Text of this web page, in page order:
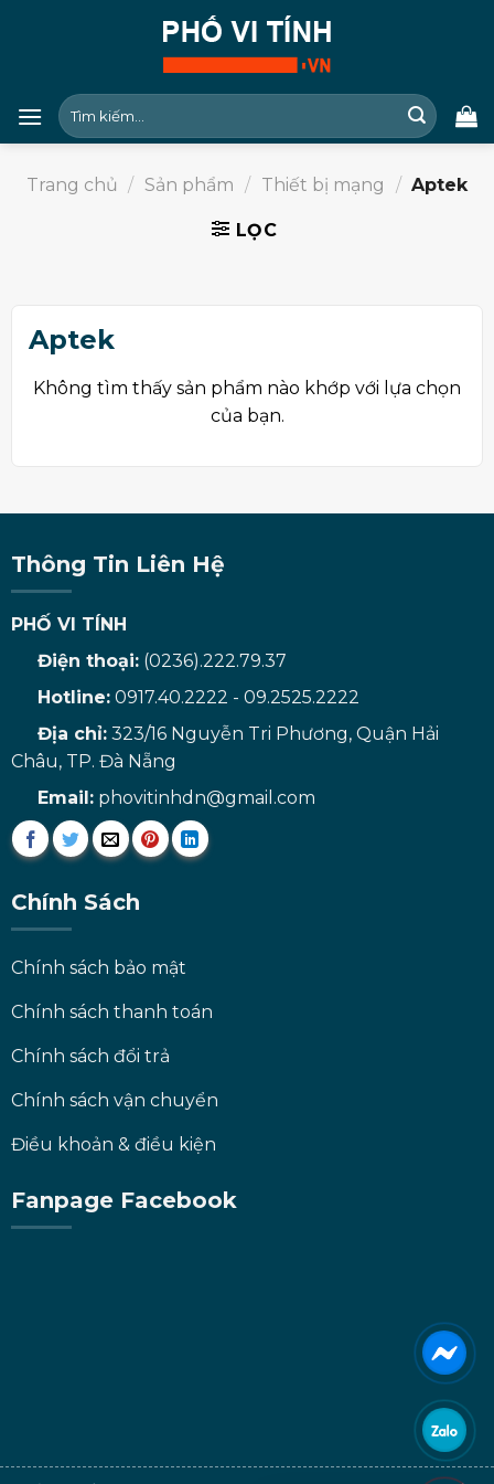
Tìm
kiếm:
Trang chủ / Sản phẩm / Thiết bị mạng / Aptek
LỌC
Aptek
Không tìm thấy sản phẩm nào khớp với lựa chọn
của bạn.
Thông Tin Liên Hệ
PHỐ VI TÍNH
Điện thoại:(0236).222.79.37
Hotline:0917.40.2222 - 09.2525.2222
Địa chỉ:323/16 Nguyễn Tri Phương, Quận Hải
Châu, TP. Đà Nẵng
Email:phovitinhdn@gmail.com
Chính Sách
Chính sách bảo mật
Chính sách thanh toán
Chính sách đổi trả
Chính sách vận chuyển
Điều khoản & điều kiện
Fanpage Facebook